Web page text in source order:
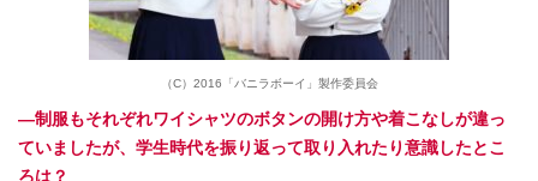
（C）2016「バニラボーイ」製作委員会
―制服もそれぞれワイシャツのボタンの開け方や着こなしが違っ
ていましたが、学生時代を振り返って取り入れたり意識したとこ
ろは？